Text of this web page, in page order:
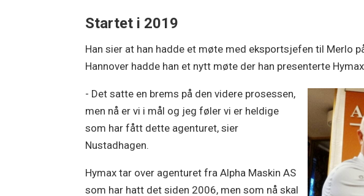
Startet i 2019
Han sier at han hadde et møte med eksportsjefen til Merlo
Hannover hadde han et nytt møte der han presenterte
- Det satte en brems på den videre prosessen,
men nå er vi i mål og jeg føler vi er heldige
som har fått dette agenturet, sier
Nustadhagen.
Hymax tar over agenturet fra Alpha Maskin AS
som har hatt det siden 2006, men som nå skal